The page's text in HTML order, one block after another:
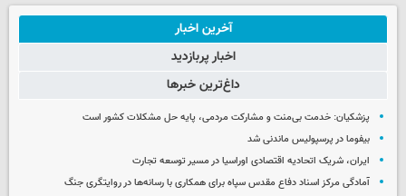
آخرین اخبار
اخبار پربازدید
داغ‌ترین خبرها
پزشکیان: خدمت بی‌منت و مشارکت مردمی، پایه حل مشکلات کشور است
بیفوما در پرسپولیس ماندنی شد
ایران، شریک اتحادیه اقتصادی اوراسیا در مسیر توسعه تجارت
آمادگی مرکز اسناد دفاع مقدس سپاه برای همکاری با رسانه‌ها در روایتگری جنگ